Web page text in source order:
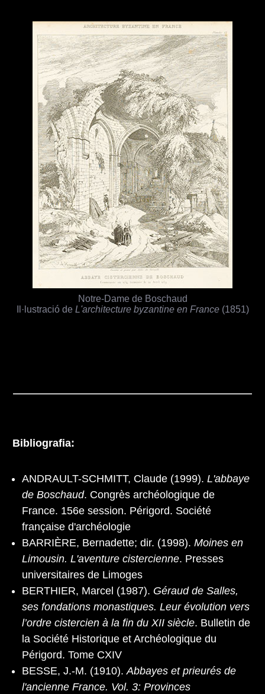
Notre-Dame de Boschaud
Il·lustració de L'architecture byzantine en France(1851)
Bibliografia:
ANDRAULT-SCHMITT, Claude (1999). L'abbaye
de Boschaud. Congrès archéologique de
France. 156e session. Périgord. Société
française d'archéologie
BARRIÈRE, Bernadette; dir. (1998). Moines en
Limousin. L'aventure cistercienne. Presses
universitaires de Limoges
BERTHIER, Marcel (1987). Géraud de Salles,
ses fondations monastiques. Leur évolution vers
l’ordre cistercien à la fin du XII siècle. Bulletin de
la Société Historique et Archéologique du
Périgord. Tome CXIV
BESSE, J.-M. (1910).Abbayes et prieurés de
l'ancienne France. Vol. 3: Provinces